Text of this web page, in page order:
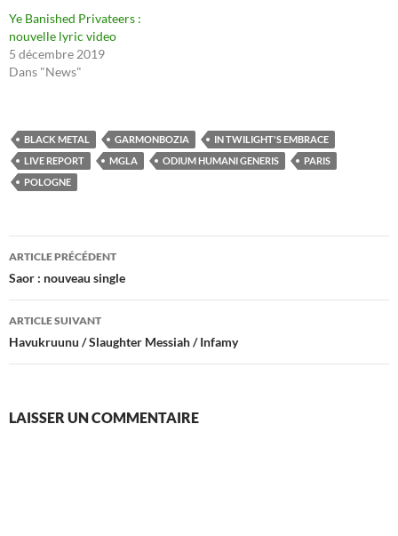
Ye Banished Privateers :
nouvelle lyric video
5 décembre 2019
Dans "News"
BLACK METAL GARMONBOZIA
IN TWILIGHT'S EMBRACE
LIVE REPORT
MGLA ODIUM HUMANI GENERIS
PARIS
POLOGNE
Navigation
des
articles
ARTICLE PRÉCÉDENT
Saor : nouveau single
ARTICLE SUIVANT
Havukruunu / Slaughter Messiah / Infamy
LAISSER UN COMMENTAIRE